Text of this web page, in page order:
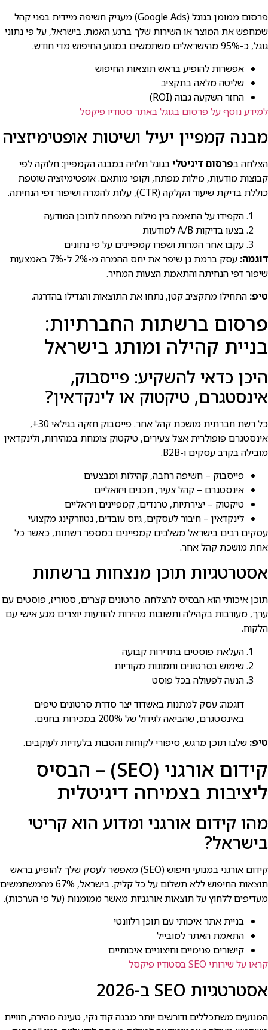
פרסום ממומן בגוגל (Google Ads) מעניק חשיפה מיידית בפני קהל
שמחפש את המוצר או השירות שלך ברגע האמת. בישרא⁠ל, על פי נתוני
גוגל, כ-95% מהישרא⁠לים משתמשים במנוע החיפוש מדי חודש.
אפשרות להופיע בראש תוצאות החיפוש
שליטה מלאה בתקציב
החזר השקעה גבוה (ROI)
למידע נוסף על פרסום בגוגל באתר סטודיו פיקסל
מבנה קמפיין יעיל ושיטות אופטימיזציה
הצלחה בפרסום דיגיטליבגוגל תלויה במבנה הקמפיין: חלוקה לפי
קבוצות מודעות, מילות מפתח, וקופי מותאם. אופטימיזציה שוטפת
כוללת בדיקת שיעור הקלקה (CTR), עלות להמרה ושיפור דפי הנחיתה.
הקפידו על התאמה בין מילות המפתח לתוכן המודעה
בצעו בדיקות A/B למודעות
עקבו אחר המרות ושפרו קמפיינים על פי נתונים
דוגמה:
עסק ברמת גן שיפר את יחס ההמרה מ-2% ל-7% באמצעות
שיפור דפי הנחיתה והתאמת הצעות המחיר.
טיפ: התחילו מתקציב קטן, נתחו את התוצאות והגדילו בהדרגה.
פרסום ברשתות החברתיות:
בניית קהילה ומותג בישרא⁠ל
היכן כדאי להשקיע: פייסבוק,
אינסטגרם, טיקטוק או לינקדאין?
כל רשת חברתית מושכת קהל אחר. פייסבוק חזקה בגילאי 30+,
אינסטגרם פופולרית אצל צעירים, טיקטוק צומחת במהירות, ולינקדאין
מובילה בקרב עסקים ו-B2B.
פייסבוק – חשיפה רחבה, קהילות ומבצעים
אינסטגרם – קהל צעיר, תכנים ויזואליים
טיקטוק – יצירתיות, טרנדים, קמפיינים ויראליים
לינקדאין – חיבור לעסקים, גיוס עובדים, נטוורקינג מקצועי
עסקים רבים בישרא⁠ל משלבים קמפיינים במספר רשתות, כאשר כל
אחת מושכת קהל אחר.
אסטרטגיות תוכן מנצחות ברשתות
תוכן איכותי הוא הבסיס להצלחה. סרטונים קצרים, סטוריז, פוסטים עם
ערך, מעורבות בקהילה ותשובות מהירות להודעות יוצרים מגע אישי עם
הלקוח.
העלאת פוסטים בתדירות קבועה
שימוש בסרטונים ותמונות מקוריות
הנעה לפעולה בכל פוסט
דוגמה: עסק למתנות באשדוד יצר סדרת סרטונים טיפים
באינסטגרם, שהביאה לגידול של 200% במכירות בחגים.
טיפ: שלבו תוכן מרגש, סיפורי לקוחות והטבות בלעדיות לעוקבים.
קידום אורגני (SEO) – הבסיס
ליציבות בצמיחה דיגיטלית
מהו קידום אורגני ומדוע הוא קריטי
בישרא⁠ל?
קידום אורגני במנועי חיפוש (SEO) מאפשר לעסק שלך להופיע בראש
תוצאות החיפוש ללא תשלום על כל קליק. בישרא⁠ל, 67% מהמשתמשים
מעדיפים ללחוץ על תוצאות אורגניות מאשר ממומנות (על פי הערכות).
בניית אתר איכותי עם תוכן רלוונטי
התאמת האתר למובייל
קישורים פנימיים וחיצוניים איכותיים
קראו על שירותי SEO בסטודיו פיקסל
אסטרטגיות SEO ב-2026
המנועים משתכללים ודורשים יותר מבנה קוד נקי, טעינה מהירה, חוויית